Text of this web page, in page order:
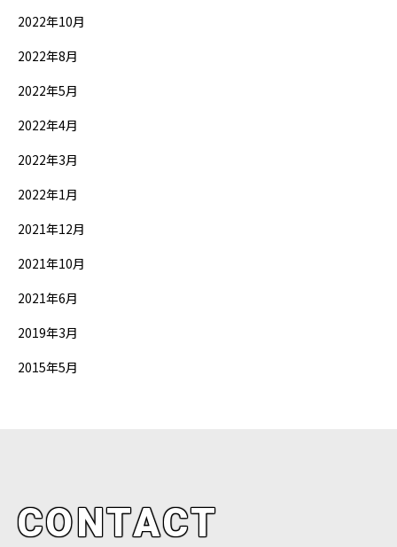
2022年10月
2022年8月
2022年5月
2022年4月
2022年3月
2022年1月
2021年12月
2021年10月
2021年6月
2019年3月
2015年5月
CONTACT